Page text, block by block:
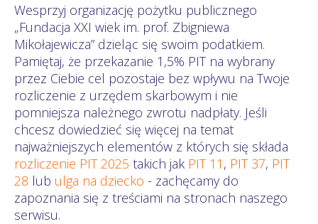
Wesprzyj organizację pożytku publicznego
„Fundacja XXI wiek im. prof. Zbigniewa
Mikołajewicza” dzieląc się swoim podatkiem.
Pamiętaj, że przekazanie 1,5% PIT na wybrany
przez Ciebie cel pozostaje bez wpływu na Twoje
rozliczenie z urzędem skarbowym i nie
pomniejsza należnego zwrotu nadpłaty. Jeśli
chcesz dowiedzieć się więcej na temat
najważniejszych elementów z których się składa
rozliczenie PIT 2025 takich jak PIT 11 , PIT 37, PIT
28 lub ulga na dziecko - zachęcamy do
zapoznania się z treściami na stronach naszego
serwisu.